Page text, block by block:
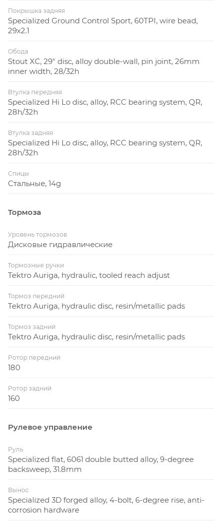
Покрышка задняя
Specialized Ground Control Sport, 60TPI, wire bead,
29x2.1
Обода
Stout XC, 29" disc, alloy double-wall, pin joint, 26mm
inner width, 28/32h
Втулка передняя
Specialized Hi Lo disc, alloy, RCC bearing system, QR,
28h/32h
Втулка задняя
Specialized Hi Lo disc, alloy, RCC bearing system, QR,
28h/32h
Спицы
Стальные, 14g
Тормоза
Уровень тормозов
Дисковые гидравлические
Тормозные ручки
Tektro Auriga, hydraulic, tooled reach adjust
Тормоз передний
Tektro Auriga, hydraulic disc, resin/metallic pads
Тормоз задний
Tektro Auriga, hydraulic disc, resin/metallic pads
Ротор передний
180
Ротор задний
160
Рулевое управление
Руль
Specialized flat, 6061 double butted alloy, 9-degree
backsweep, 31.8mm
Вынос
Specialized 3D forged alloy, 4-bolt, 6-degree rise, anti-
corrosion hardware